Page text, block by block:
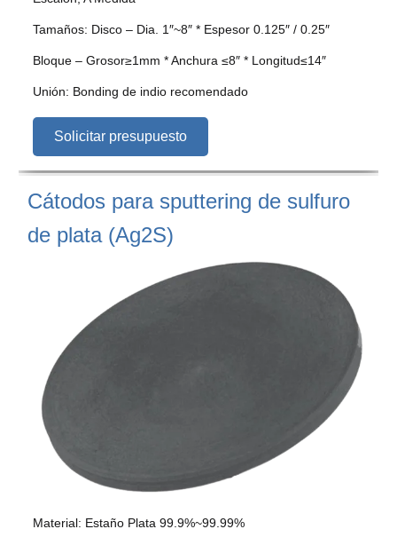
Tamaños: Disco – Dia. 1″~8″ * Espesor 0.125″ / 0.25″
Bloque – Grosor≥1mm * Anchura ≤8″ * Longitud≤14″
Unión: Bonding de indio recomendado
Solicitar presupuesto
Cátodos para sputtering de sulfuro
de plata (Ag2S)
Material: Estaño Plata 99.9%~99.99%